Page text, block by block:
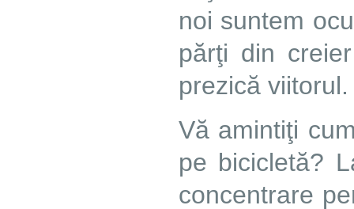
noi suntem
părţi din
prezică viitorul.
Vă amintiţi
pe bicicletă?
concentrare